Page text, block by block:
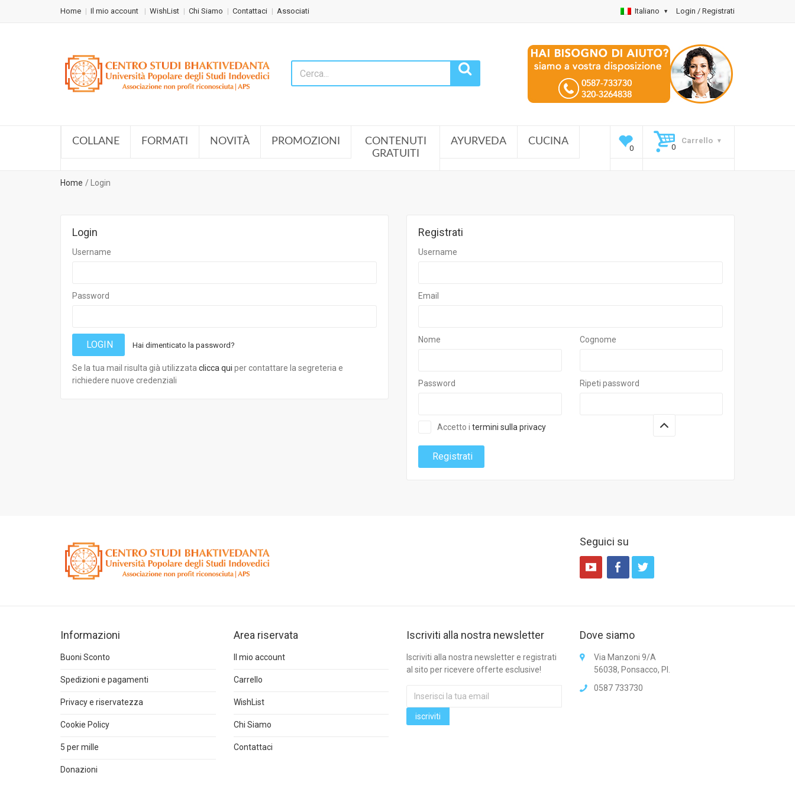
Home Il mio account WishList Chi Siamo Contattaci Associati Login / Registrati
Italiano
COLLANE FORMATI NOVITÀ PROMOZIONI
CONTENUTI
GRATUITI
AYURVEDA CUCINA Carrello
Home Login
Login
Username
Password
LOGIN Hai dimenticato la password?
Se la tua mail risulta già utilizzata clicca qui per contattare la segreteria e
richiedere nuove credenziali
Registrati
Username
Email
Nome Cognome
Password Ripeti password
Accetto i termini sulla privacy
Registrati
Seguici su
Informazioni
Buoni Sconto
Spedizioni e pagamenti
Privacy e riservatezza
Cookie Policy
5 per mille
Donazioni
Area riservata
Il mio account
Carrello
WishList
Chi Siamo
Contattaci
Iscriviti alla nostra newsletter
Iscriviti alla nostra newsletter e registrati
al sito per ricevere offerte esclusive!
Dove siamo
Via Manzoni 9/A
56038, Ponsacco, PI.
0587 733730